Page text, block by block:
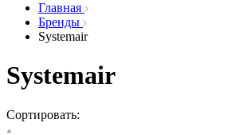
Главная
Бренды
Systemair
Systemair
Сортировать: